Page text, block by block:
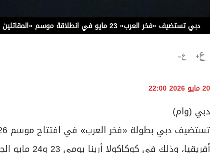
دبي تستضيف «فخر العرب» 23 مايو في انطلاقة موسم «المقاتلين المحترفين»
20 مايو 2026 22:00
دبي (وام)
أفريقيا،